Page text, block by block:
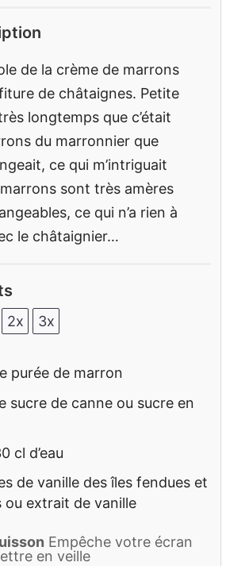
de la crème de marrons
de châtaignes. Petite
longtemps que c’était
du marronnier que
ce qui m’intriguait
sont très amères
ce qui n’a rien à
le châtaignier…
2x 3x
purée de marron
sucre de canne ou sucre en
cl d’eau
de vanille des îles fendues et
ou extrait de vanille
Empêche votre écran
en veille